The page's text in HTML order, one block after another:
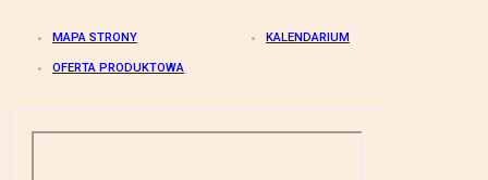
MAPA STRONY KALENDARIUM
OFERTA PRODUKTOWA